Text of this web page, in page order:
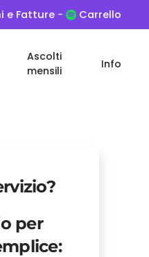
e Fatture - Carrello
Ascolti
mensili
Info
per